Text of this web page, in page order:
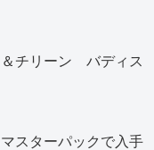
＆チリーン バディス
スターパックで入手